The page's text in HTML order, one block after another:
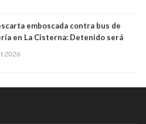
emboscada contra bus de
en La Cisterna: Detenido será
2026